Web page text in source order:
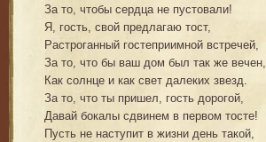
За то, чтобы сердца не пустовали!
Я, гость, свой предлагаю тост,
Растроганный гостеприимной встречей,
За то, что бы ваш дом был так же вечен,
Как солнце и как свет далеких звезд.
За то, что ты пришел, гость дорогой,
Давай бокалы сдвинем в первом тосте!
Пусть не наступит в жизни день такой,